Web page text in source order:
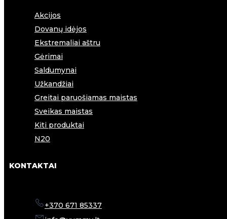
Akcijos
Dovanų idėjos
Ekstremaliai aštru
Gėrimai
Saldumynai
Užkandžiai
Greitai paruošiamas maistas
Sveikas maistas
Kiti produktai
N20
KONTAKTAI
+370 671 85337